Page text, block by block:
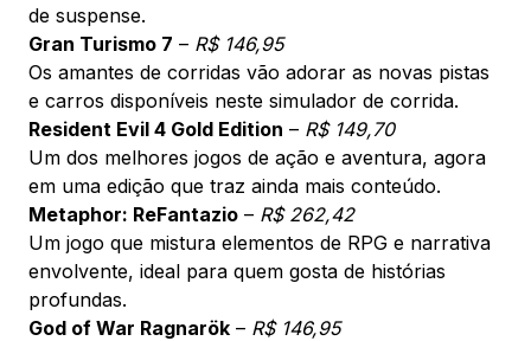
de suspense.
Gran Turismo 7 – R$ 146,95
Os amantes de corridas vão adorar as novas pistas
e carros disponíveis neste simulador de corrida.
Resident Evil 4 Gold Edition – R$ 149,70
Um dos melhores jogos de ação e aventura, agora
em uma edição que traz ainda mais conteúdo.
Metaphor: ReFantazio – R$ 262,42
Um jogo que mistura elementos de RPG e narrativa
envolvente, ideal para quem gosta de histórias
profundas.
God of War Ragnarök – R$ 146,95